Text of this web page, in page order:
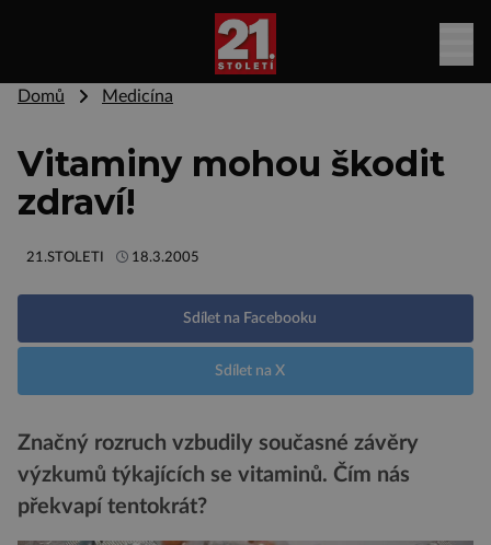
Domů Medicína
Vitaminy mohou škodit
zdraví!
21.STOLETI 18.3.2005
Sdílet na Facebooku
Sdílet na X
Značný rozruch vzbudily současné závěry
výzkumů týkajících se vitaminů. Čím nás
překvapí tentokrát?